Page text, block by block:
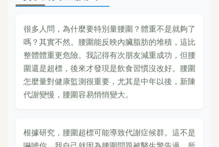
很多人問，為什麼要特別量腰圍？體重不是就夠了
嗎？其實不然。腰圍能反映內臟脂肪的堆積，這比
整體體重更危險。我記得有次朋友減重成功，但腰
圍還是超標，後來才發現是飲食習慣沒改好。腰圍
怎麼量對健康監測很重要，尤其是中年以後，新陳
代謝變慢，腰圍容易悄悄變大。
根據研究，腰圍超標可能導致代謝症候群。這不是